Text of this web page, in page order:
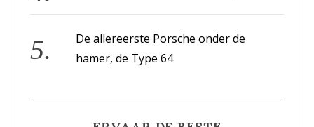
De allereerste Porsche onder de
hamer, de Type 64